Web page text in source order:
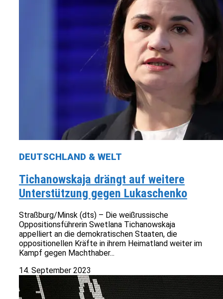
DEUTSCHLAND & WELT
Tichanowskaja drängt auf weitere
Unterstützung gegen Lukaschenko
Straßburg/Minsk (dts) – Die weißrussische
Oppositionsführerin Swetlana Tichanowskaja
appelliert an die demokratischen Staaten, die
oppositionellen Kräfte in ihrem Heimatland weiter im
Kampf gegen Machthaber...
14. September 2023